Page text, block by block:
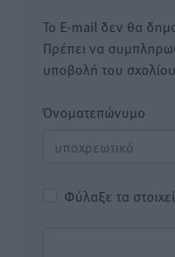
Το E-mail δεν θα
Πρέπει να
υποβολή του
Όνοματεπώνυμο
Φύλαξε τα